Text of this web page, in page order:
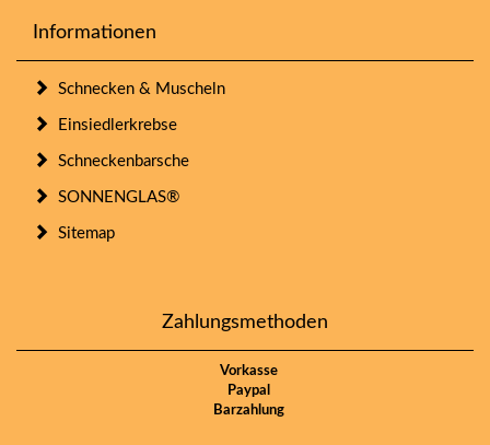
Informationen
Schnecken & Muscheln
Einsiedlerkrebse
Schneckenbarsche
SONNENGLAS®
Sitemap
Zahlungsmethoden
Vorkasse
Paypal
Barzahlung